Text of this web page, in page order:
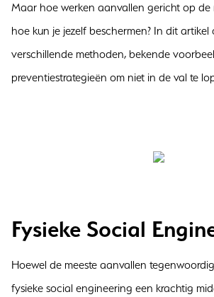
Maar hoe werken aanvallen gericht op de
hoe kun je jezelf beschermen? In dit artikel
verschillende methoden, bekende
preventiestrategieën om niet in de val te
Fysieke Social
Hoewel de meeste aanvallen
fysieke social engineering een krachtig